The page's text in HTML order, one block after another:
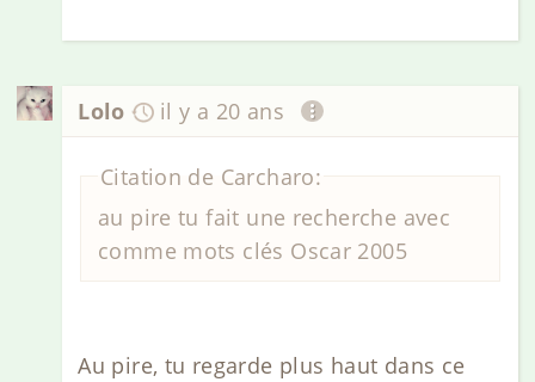
Lolo il y a 20 ans
Citation de Carcharo:
au pire tu fait une recherche avec
comme mots clés Oscar 2005
Au pire, tu regarde plus haut dans ce